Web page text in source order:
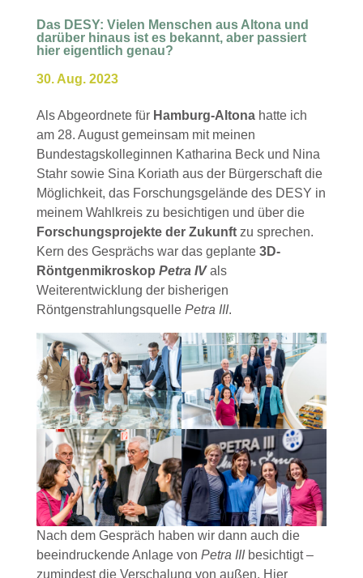
Das DESY: Vielen Menschen aus Altona und
darüber hinaus ist es bekannt, aber passiert
hier eigentlich genau?
30. Aug. 2023
Als Abgeordnete für Hamburg-Altona hatte ich
am 28. August gemeinsam mit meinen
Bundestagskolleginnen Katharina Beck und Nina
Stahr sowie Sina Koriath aus der Bürgerschaft die
Möglichkeit, das Forschungsgelände des DESY in
meinem Wahlkreis zu besichtigen und über die
Forschungsprojekte der Zukunft zu sprechen.
Kern des Gesprächs war das geplante 3D-
Röntgenmikroskop Petra IV als
Weiterentwicklung der bisherigen
Röntgenstrahlungsquelle Petra III.
Nach dem Gespräch haben wir dann auch die
beeindruckende Anlage von Petra IIIbesichtigt –
zumindest die Verschalung von außen. Hier